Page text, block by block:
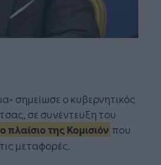
σημείωσε ο κυβερνητικός
σε συνέντευξη του
πλαίσιο της Κομισιόν που
μεταφορές.